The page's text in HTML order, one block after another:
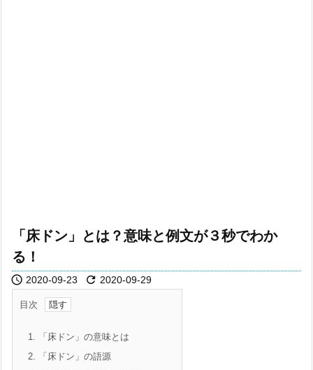
「床ドン」とは？意味と例文が３秒でわか
る！
 2020-09-23  2020-09-29
目次
1. 「床ドン」の意味とは
2. 「床ドン」の語源